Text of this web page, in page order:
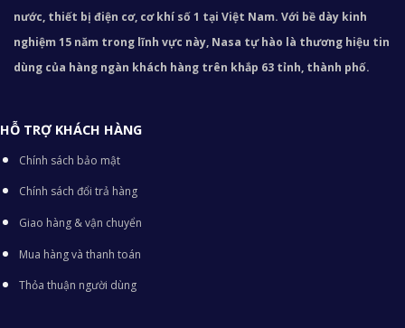
nước, thiết bị điện cơ, cơ khí số 1 tại Việt Nam. Với bề dày kinh
nghiệm 15 năm trong lĩnh vực này, Nasa tự hào là thương hiệu tin
dùng của hàng ngàn khách hàng trên khắp 63 tỉnh, thành phố.
HỖ TRỢ KHÁCH HÀNG
Chính sách bảo mật
Chính sách đổi trả hàng
Giao hàng & vận chuyển
Mua hàng và thanh toán
Thỏa thuận người dùng